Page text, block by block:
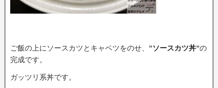
ご飯の上にソースカツとキャベツをのせ、 ”ソースカツ丼”の
完成です。
ガッツリ系丼です。